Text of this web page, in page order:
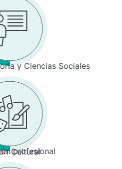
y Ciencias Sociales
profesional
Cultural